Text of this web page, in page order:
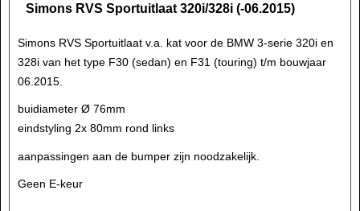
Simons RVS Sportuitlaat 320i/328i (-06.2015)
Simons RVS Sportuitlaat v.a. kat voor de BMW 3-serie 320i en
328i van het type F30 (sedan) en F31 (touring) t/m bouwjaar
06.2015.
buidiameter Ø 76mm
eindstyling 2x 80mm rond links
aanpassingen aan de bumper zijn noodzakelijk.
Geen E-keur